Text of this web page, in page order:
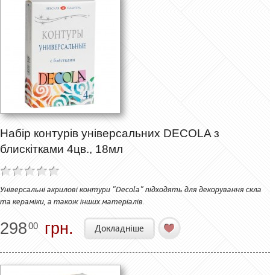
Набір контурів універсальних DECOLA з
блискітками 4цв., 18мл
Універсальні акрилові контури "Decola" підходять для декорування скла
та кераміки, а також інших матеріалів.
29800 грн. Докладніше